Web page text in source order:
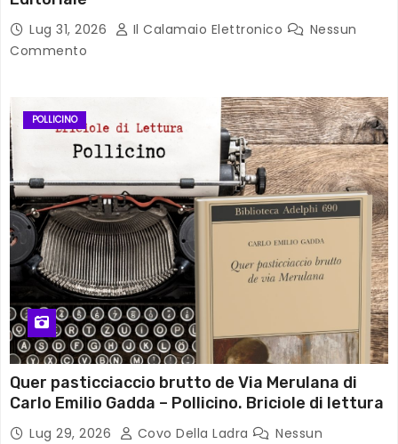
Lug 31, 2026 Il Calamaio Elettronico
Nessun
Commento
POLLICINO
Quer pasticciaccio brutto de Via Merulana di
Carlo Emilio Gadda – Pollicino. Briciole di lettura
Lug 29, 2026 Covo Della Ladra
Nessun